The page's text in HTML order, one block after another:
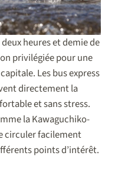
heures et demie de
privilégiée pour une
Les bus express
directement la
et sans stress.
la Kawaguchiko-
circuler facilement
points d’intérêt.